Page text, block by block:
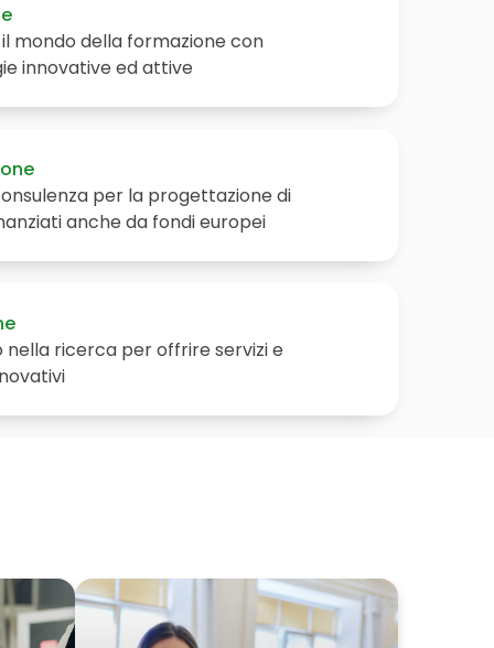
mondo della formazione con
innovative ed attive
per la progettazione di
anche da fondi europei
nella ricerca per offrire servizi e